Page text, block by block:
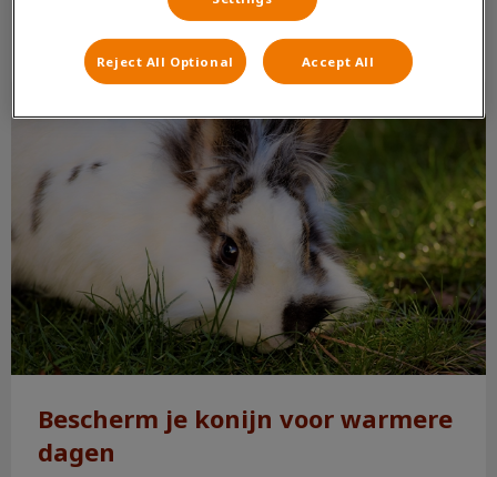
Lees hier meer over
Bescherm je konijn voor warmere dagen
Bescherm je konijn voor warmere
dagen
Reject All Optional Accept All